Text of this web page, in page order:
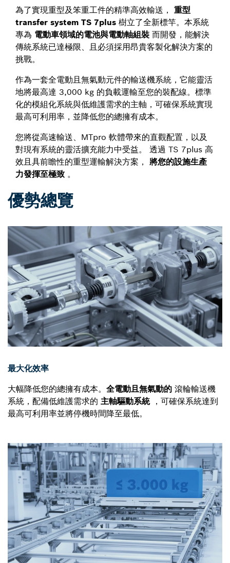
為了實現重型及笨重工件的精準高效輸送， 重型
transfer system TS 7plus 樹立了全新標竿。本系統
專為 電動車領域的電池與電動軸組裝 而開發，能解決
傳統系統已達極限、且必須採用昂貴客製化解決方案的
挑戰。
作為一套全電動且無氣動元件的輸送機系統，它能靈活
地將最高達 3,000 kg 的負載運輸至您的裝配線。標準
化的模組化系統與低維護需求的主軸，可確保系統實現
最高可利用率，並降低您的總擁有成本。
您將從高速輸送、MTpro 軟體帶來的直觀配置，以及
對現有系統的靈活擴充能力中受益。 透過 TS 7plus 高
效且具前瞻性的重型運輸解決方案， 將您的設施生產
力發揮至極致 。
優勢總覽
最大化效率
大幅降低您的總擁有成本。 全電動且無氣動的 滾輪輸送機
系統，配備低維護需求的 主軸驅動系統，可確保系統達到
最高可利用率並將停機時間降至最低。